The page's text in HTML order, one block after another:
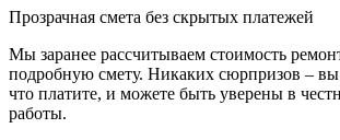
Прозрачная смета без скрытых платежей
Мы заранее рассчитываем стоимость
подробную смету. Никаких сюрпризов – вы
что платите, и можете быть уверены в
работы.